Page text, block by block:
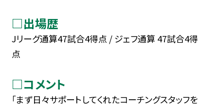
□出場歴
Jリーグ通算47試合4得点 / ジェフ通算 47試合4得
点
□コメント
「まず日々サポートしてくれたコーチングスタッフを